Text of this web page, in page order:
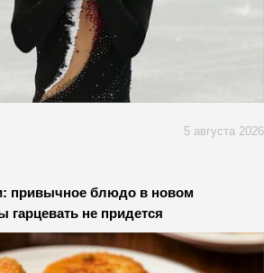
5 августа 2026
привычное блюдо в новом
гарцевать не придется